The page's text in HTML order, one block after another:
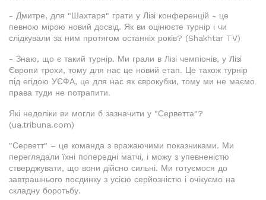
- Дмитре, для "Шахтаря" грати у Лізі конференцій - це
певною мірою новий досвід. Як ви оцінюєте турнір і чи
слідкували за ним протягом останніх років? (Shakhtar TV)
- Знаю, що є такий турнір. Ми грали в Лізі чемпіонів, у Лізі
Європи трохи, тому для нас це новий етап. Це також турнір
під егідою УЄФА, це для нас як єврокубки, тому ми не маємо
права туди не потрапити.
Які недоліки ви могли б зазначити у "Серветта"?
(ua.tribuna.com)
"Серветт" – це команда з вражаючими показниками. Ми
переглядали їхні попередні матчі, і можу з упевненістю
стверджувати, що вони дійсно сильні. Ми готуємося до
завтрашнього поєдинку з усією серйозністю і очікуємо на
складну боротьбу.